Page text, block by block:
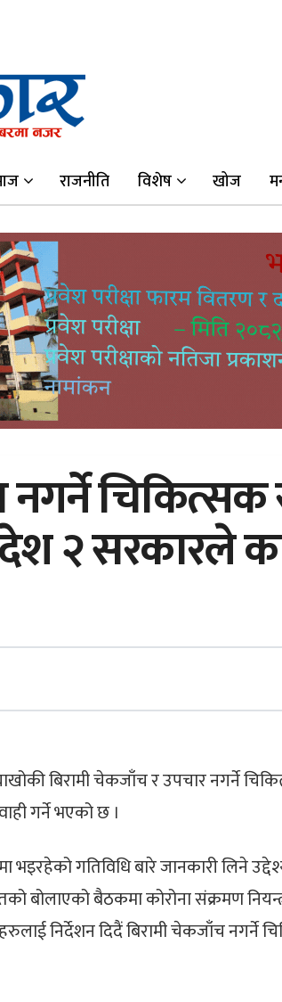
राजनीति विशेष खोज
चिकित्सक
२ सरकारले
बिरामी चेकजाँच र उपचार नगर्ने
गर्ने भएको छ ।
भइरहेको गतिविधि बारे जानकारी लिने
बोलाएको बैठकमा कोरोना संक्रमण
निर्देशन दिदैं बिरामी चेकजाँच नगर्ने